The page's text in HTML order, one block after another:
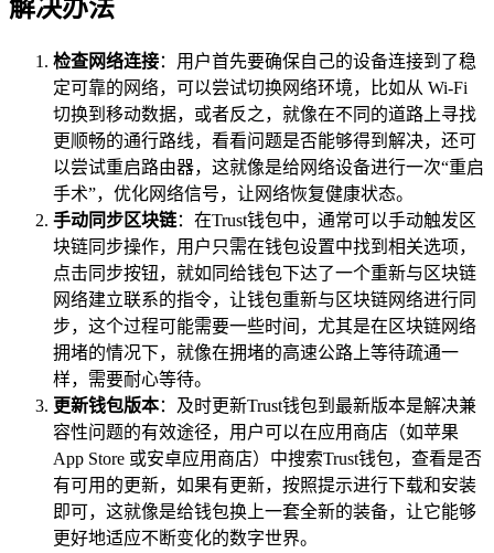
解决办法
检查网络连接：用户首先要确保自己的设备连接到了稳
定可靠的网络，可以尝试切换网络环境，比如从 Wi-Fi
切换到移动数据，或者反之，就像在不同的道路上寻找
更顺畅的通行路线，看看问题是否能够得到解决，还可
以尝试重启路由器，这就像是给网络设备进行一次“重启
手术”，优化网络信号，让网络恢复健康状态。
手动同步区块链：在Trust钱包中，通常可以手动触发区
块链同步操作，用户只需在钱包设置中找到相关选项，
点击同步按钮，就如同给钱包下达了一个重新与区块链
网络建立联系的指令，让钱包重新与区块链网络进行同
步，这个过程可能需要一些时间，尤其是在区块链网络
拥堵的情况下，就像在拥堵的高速公路上等待疏通一
样，需要耐心等待。
更新钱包版本：及时更新Trust钱包到最新版本是解决兼
容性问题的有效途径，用户可以在应用商店（如苹果
App Store 或安卓应用商店）中搜索Trust钱包，查看是否
有可用的更新，如果有更新，按照提示进行下载和安装
即可，这就像是给钱包换上一套全新的装备，让它能够
更好地适应不断变化的数字世界。